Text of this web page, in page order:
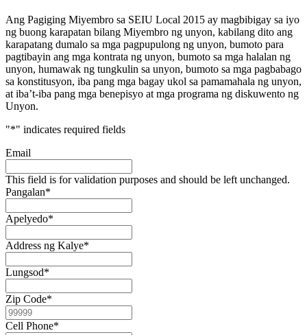
Ang Pagiging Miyembro sa SEIU Local 2015 ay magbibigay sa iyo
ng buong karapatan bilang Miyembro ng unyon, kabilang dito ang
karapatang dumalo sa mga pagpupulong ng unyon, bumoto para
pagtibayin ang mga kontrata ng unyon, bumoto sa mga halalan ng
unyon, humawak ng tungkulin sa unyon, bumoto sa mga pagbabago
sa konstitusyon, iba pang mga bagay ukol sa pamamahala ng unyon,
at iba’t-iba pang mga benepisyo at mga programa ng diskuwento ng
Unyon.
"*" indicates required fields
Email
This field is for validation purposes and should be left unchanged.
Pangalan*
Apelyedo*
Address ng Kalye*
Lungsod*
Zip Code*
Cell Phone*